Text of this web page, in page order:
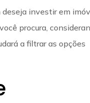
investir em
procura,
a filtrar as opções